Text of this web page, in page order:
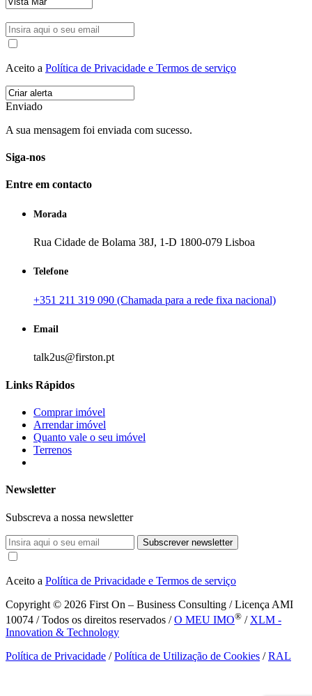
Aceito a Política de Privacidade e Termos de serviço
Enviado
A sua mensagem foi enviada com sucesso.
Siga-nos
Entre em contacto
Morada
Rua Cidade de Bolama 38J, 1-D 1800-079 Lisboa
Telefone
+351 211 319 090 (Chamada para a rede fixa nacional)
Email
talk2us@firston.pt
Links Rápidos
Comprar imóvel
Arrendar imóvel
Quanto vale o seu imóvel
Terrenos
Newsletter
Subscreva a nossa newsletter
Subscrever newsletter
Aceito a Política de Privacidade e Termos de serviço
Copyright © 2026 First On – Business Consulting / Licença AMI
10074 / Todos os direitos reservados /O MEU IMO® / XLM -
Innovation & Technology
Política de Privacidade /Política de Utilização de Cookies /RAL